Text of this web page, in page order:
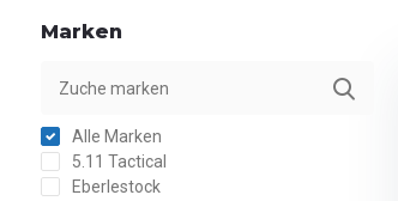
Marken
Alle Marken
5.11 Tactical
Eberlestock